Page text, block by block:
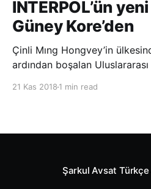
INTERPOL’ün
Güney Kore’den
Çinli Mıng Hongvey’in
ardından boşalan
21 Kas 2018 1 min read
Şarkul Avsat